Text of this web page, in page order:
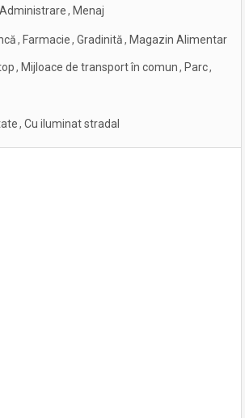
Administrare, Menaj
, Farmacie, Gradinită, Magazin Alimentar
, Mijloace de transport în comun, Parc,
, Cu iluminat stradal